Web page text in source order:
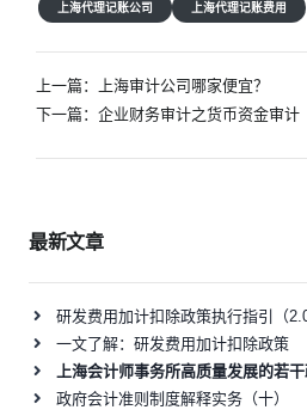
上海代理记账公司 上海代理记账费用
文
章
导
上一篇：
上海审计公司哪家便宜？
下一篇： 企业财务审计之货币资金审计
最新文章
研发费用加计扣除政策执行指引（2.0
一文了解：研发费用加计扣除政策
上海会计师事务所高质量发展的若
政府会计准则制度解释实务（十）